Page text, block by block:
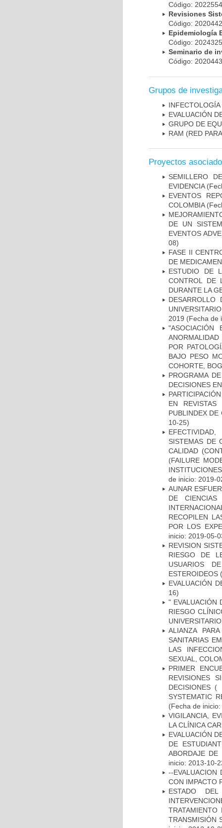
Código:
Revisiones
Código:
Epidemiología
Código:
Seminario de
Código:
Grupos de
EVALUACIÓN
GRUPO DE
RAM (RED
Proyectos
SEMILLERO
EVIDENCIA
EVENTOS
COLOMBIA
DE UN
EVENTOS
08)
FASE II
DE
ESTUDIO DE
CONTROL DE
DURANTE LA
DESARROLLO
2019 (Fecha de
"ASOCIACIÓN
ANORMALIDAD
POR
BAJO PESO
COHORTE,
PROGRAMA
DECISIONES
EN REVISTAS
PUBLINDEX
10-25)
SISTEMAS DE
CALIDAD
(FAILURE
de inicio: 2019-
AUNAR
DE
RECOPILEN
POR LOS
inicio: 2019-05-
REVISION
RIESGO DE
USUARIOS
ESTEROIDEOS
EVALUACIÓN
16)
" EVALUACIÓN
RIESGO
ALIANZA
SANITARIAS
LAS
SEXUAL,
PRIMER
REVISIONES
DECISIONES (
SYSTEMATIC
(Fecha de
VIGILANCIA,
LA CLÍNICA
EVALUACIÓN
DE
ABORDAJE
inicio: 2013-10-
--EVALUACION
CON IMPACTO
ESTADO
TRANSMISIÓN